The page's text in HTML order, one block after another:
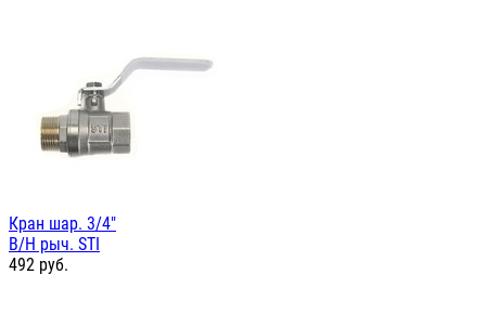
Кран шар. 3/4"
В/Н рыч. STI
492 руб.